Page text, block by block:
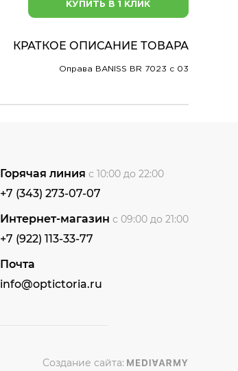
КУПИТЬ В 1 КЛИК
КРАТКОЕ ОПИСАНИЕ ТОВАРА
Оправа BANISS BR 7023 c 03
Горячая линия с 10:00 до 22:00
+7 (343) 273-07-07
Интернет-магазин с 09:00 до 21:00
+7 (922) 113-33-77
Почта
info@optictoria.ru
Создание сайта: